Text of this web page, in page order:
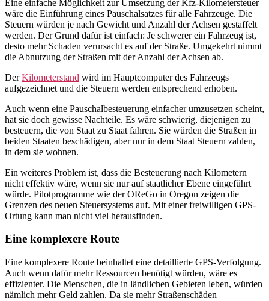
Eine einfache Möglichkeit zur Umsetzung der Kfz-Kilometersteuer
wäre die Einführung eines Pauschalsatzes für alle Fahrzeuge. Die
Steuern würden je nach Gewicht und Anzahl der Achsen gestaffelt
werden. Der Grund dafür ist einfach: Je schwerer ein Fahrzeug ist,
desto mehr Schaden verursacht es auf der Straße. Umgekehrt nimmt
die Abnutzung der Straßen mit der Anzahl der Achsen ab.
DerKilometerstand wird im Hauptcomputer des Fahrzeugs
aufgezeichnet und die Steuern werden entsprechend erhoben.
Auch wenn eine Pauschalbesteuerung einfacher umzusetzen scheint,
hat sie doch gewisse Nachteile. Es wäre schwierig, diejenigen zu
besteuern, die von Staat zu Staat fahren. Sie würden die Straßen in
beiden Staaten beschädigen, aber nur in dem Staat Steuern zahlen,
in dem sie wohnen.
Ein weiteres Problem ist, dass die Besteuerung nach Kilometern
nicht effektiv wäre, wenn sie nur auf staatlicher Ebene eingeführt
würde. Pilotprogramme wie der OReGo in Oregon zeigen die
Grenzen des neuen Steuersystems auf. Mit einer freiwilligen GPS-
Ortung kann man nicht viel herausfinden.
Eine komplexere Route
Eine komplexere Route beinhaltet eine detaillierte GPS-Verfolgung.
Auch wenn dafür mehr Ressourcen benötigt würden, wäre es
effizienter. Die Menschen, die in ländlichen Gebieten leben, würden
nämlich mehr Geld zahlen. Da sie mehr Straßenschäden